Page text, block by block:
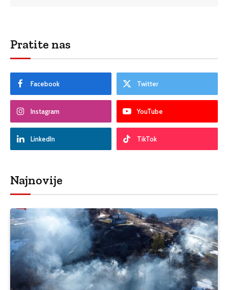
Pratite nas
Facebook Twitter
Instagram YouTube
LinkedIn TikTok
Najnovije